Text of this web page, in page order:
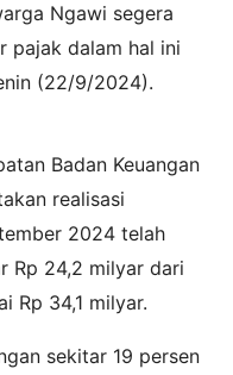
Ngawi segera
pajak dalam hal ini
(22/9/2024).
Badan Keuangan
realisasi
2024 telah
Rp 24,2 milyar dari
Rp 34,1 milyar.
sekitar 19 persen